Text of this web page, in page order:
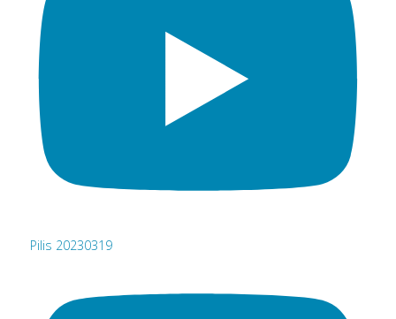
Pilis 20230319